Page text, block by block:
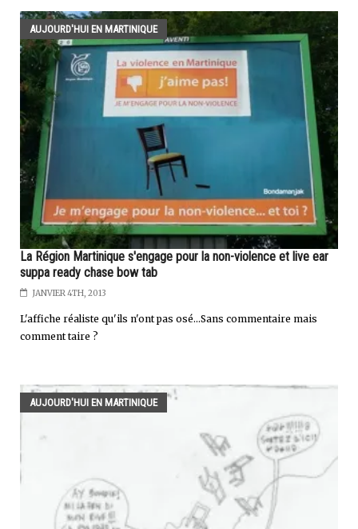
AUJOURD'HUI EN MARTINIQUE
La Région Martinique s'engage pour la non-violence et live ear
suppa ready chase bow tab
JANVIER 4TH, 2013
L'affiche réaliste qu'ils n'ont pas osé...Sans commentaire mais
comment taire ?
AUJOURD'HUI EN MARTINIQUE